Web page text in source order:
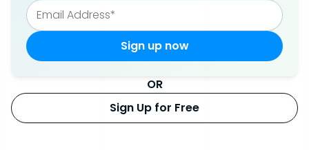
OR
Sign Up for Free